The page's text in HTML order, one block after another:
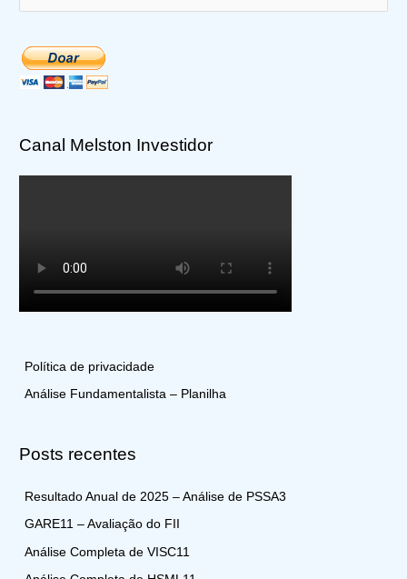
e
q
u
Canal Melston Investidor
Política de privacidade
Análise Fundamentalista – Planilha
Posts recentes
Resultado Anual de 2025 – Análise de PSSA3
GARE11 – Avaliação do FII
Análise Completa de VISC11